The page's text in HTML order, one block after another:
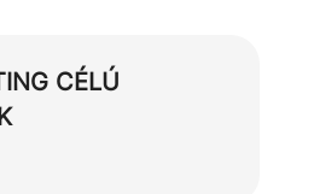
CÉLÚ